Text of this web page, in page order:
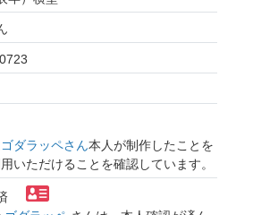
ゴダラッペさん本人が制作したことを
いただけることを確認しています。